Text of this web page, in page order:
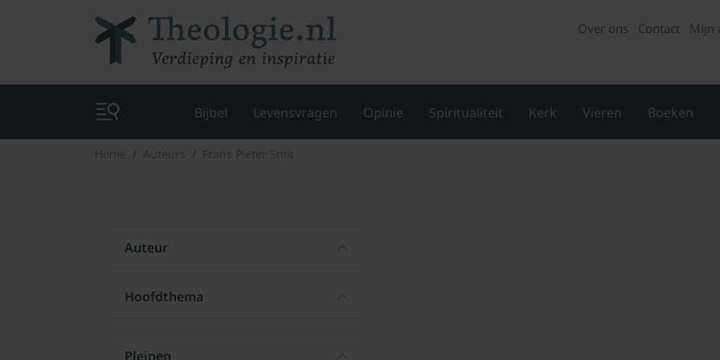
Over ons Contact Mijn
Bijbel Levensvragen Opinie Spiritualiteit Kerk Vieren Boeken
Home Auteurs Frans Pieter Smit
Auteur
Hoofdthema
Pleinen